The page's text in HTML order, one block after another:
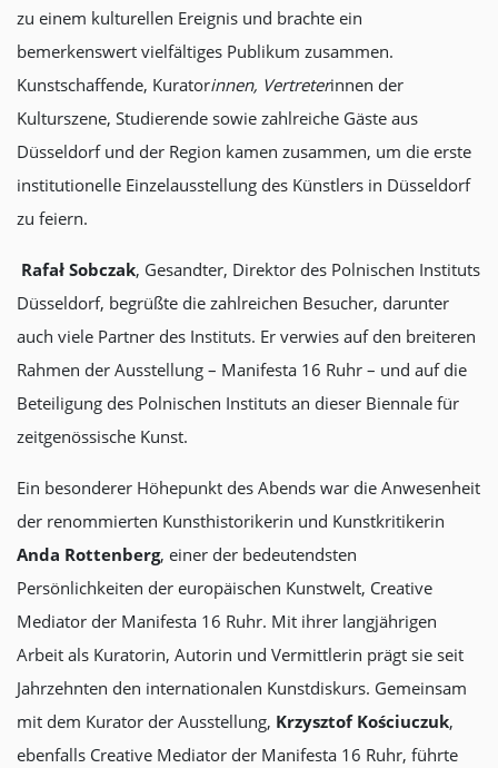
zu einem kulturellen Ereignis und brachte ein
bemerkenswert vielfältiges Publikum zusammen.
Kunstschaffende, Kuratorinnen, Vertreterinnen der
Kulturszene, Studierende sowie zahlreiche Gäste aus
Düsseldorf und der Region kamen zusammen, um die erste
institutionelle Einzelausstellung des Künstlers in Düsseldorf
zu feiern.
Rafał Sobczak, Gesandter, Direktor des Polnischen Instituts
Düsseldorf, begrüßte die zahlreichen Besucher, darunter
auch viele Partner des Instituts. Er verwies auf den breiteren
Rahmen der Ausstellung – Manifesta 16 Ruhr – und auf die
Beteiligung des Polnischen Instituts an dieser Biennale für
zeitgenössische Kunst.
Ein besonderer Höhepunkt des Abends war die Anwesenheit
der renommierten Kunsthistorikerin und Kunstkritikerin
Anda Rottenberg, einer der bedeutendsten
Persönlichkeiten der europäischen Kunstwelt, Creative
Mediator der Manifesta 16 Ruhr. Mit ihrer langjährigen
Arbeit als Kuratorin, Autorin und Vermittlerin prägt sie seit
Jahrzehnten den internationalen Kunstdiskurs. Gemeinsam
mit dem Kurator der Ausstellung, Krzysztof Kościuczuk,
ebenfalls Creative Mediator der Manifesta 16 Ruhr, führte